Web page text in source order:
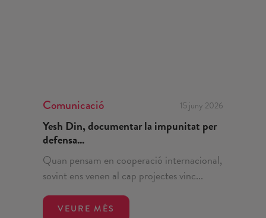
Comunicació 15 juny 2026
Yesh Din, documentar la impunitat per
defensa...
Quan pensam en cooperació internacional,
sovint ens venen al cap projectes vinc...
VEURE MÉS